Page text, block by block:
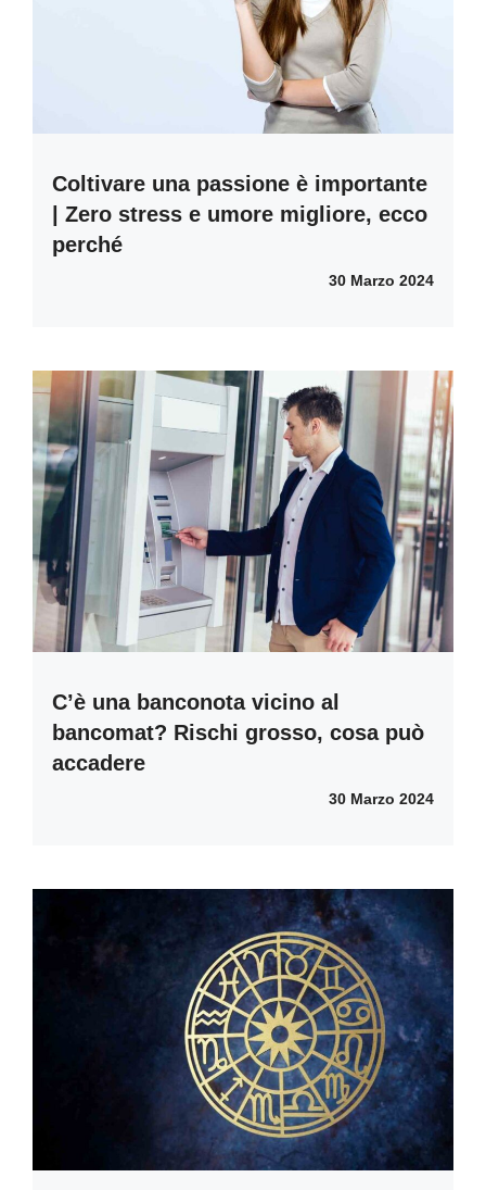
Coltivare una passione è importante
| Zero stress e umore migliore, ecco
perché
30 Marzo 2024
C’è una banconota vicino al
bancomat? Rischi grosso, cosa può
accadere
30 Marzo 2024